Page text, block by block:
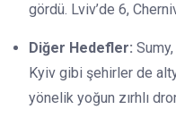
gördü. Lviv’de 6,
Diğer Hedefler:
Kyiv gibi şehirler de
yönelik yoğun zırhlı